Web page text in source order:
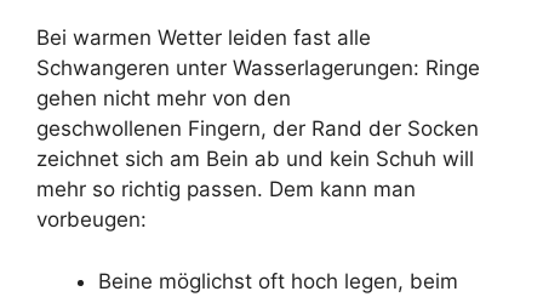
Bei warmen Wetter leiden fast alle
Schwangeren unter Wasserlagerungen: Ringe
gehen nicht mehr von den
geschwollenen Fingern, der Rand der Socken
zeichnet sich am Bein ab und kein Schuh will
mehr so richtig passen. Dem kann man
vorbeugen:
Beine möglichst oft hoch legen, beim